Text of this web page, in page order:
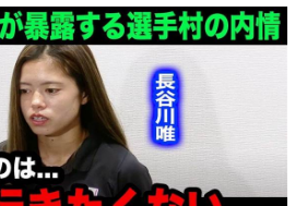
満の本音が...【海外の反応】